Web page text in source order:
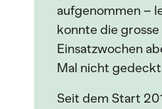
aufgenommen –
konnte die
Einsatzwochen
Mal nicht
Seit dem Start